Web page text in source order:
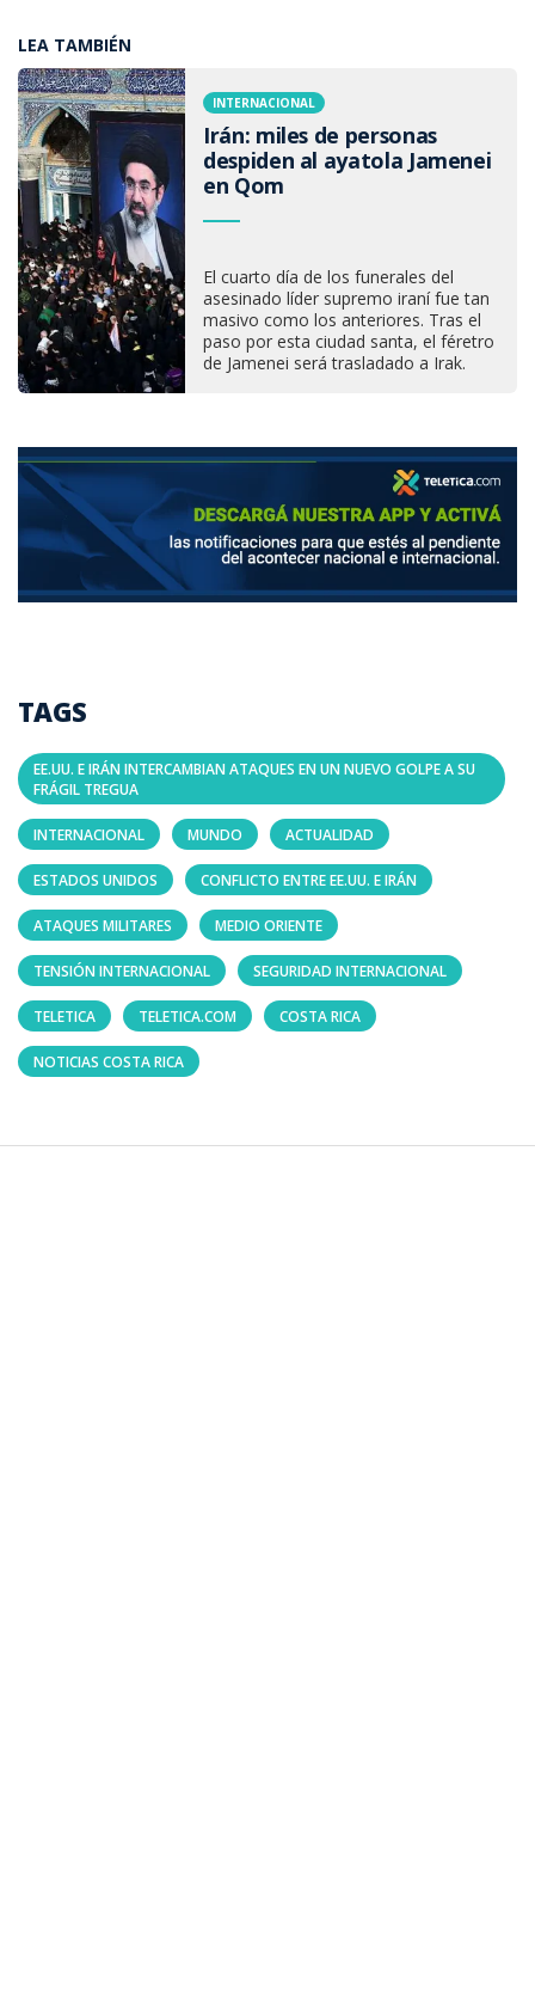
LEA TAMBIÉN
INTERNACIONAL
Irán: miles de personas
despiden al ayatola Jamenei
en Qom
El cuarto día de los funerales del
asesinado líder supremo iraní fue tan
masivo como los anteriores. Tras el
paso por esta ciudad santa, el féretro
de Jamenei será trasladado a Irak.
TAGS
EE.UU. E IRÁN INTERCAMBIAN ATAQUES EN UN NUEVO GOLPE A SU
FRÁGIL TREGUA
INTERNACIONAL MUNDO ACTUALIDAD
ESTADOS UNIDOS CONFLICTO ENTRE EE.UU. E IRÁN
ATAQUES MILITARES MEDIO ORIENTE
TENSIÓN INTERNACIONAL SEGURIDAD INTERNACIONAL
TELETICA TELETICA.COM COSTA RICA
NOTICIAS COSTA RICA